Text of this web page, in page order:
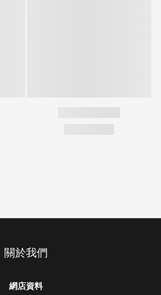
關於我們
網店資料